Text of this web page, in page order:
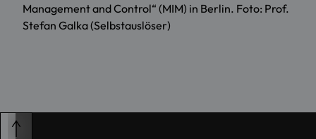
Management and Control“ (MIM) in Berlin. Foto: Prof.
Stefan Galka (Selbstauslöser)